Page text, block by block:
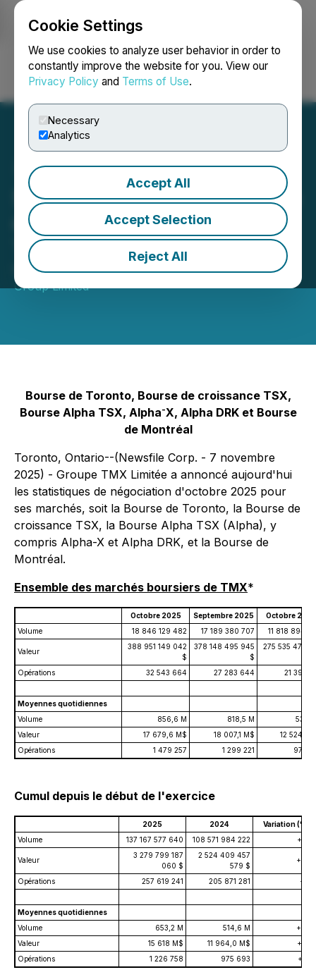
Cookie Settings
We use cookies to analyze user behavior in order to
constantly improve the website for you. View our
Privacy Policy and Terms of Use.
Necessary
Analytics
Accept All
Accept Selection
Reject All
Login Search Français
Statistiques de négociation
consolidées du Groupe
TMX pour octobre 2025
November 07, 2025 12:00 PM EST | Source:TMX
Group Limited
Bourse de Toronto, Bourse de croissance TSX,
Bourse Alpha TSX, Alpha-X, Alpha DRK et Bourse
de Montréal
Toronto, Ontario--(Newsfile Corp. - 7 novembre
2025) - Groupe TMX Limitée a annoncé aujourd'hui
les statistiques de négociation d'octobre 2025 pour
ses marchés, soit la Bourse de Toronto, la Bourse de
croissance TSX, la Bourse Alpha TSX (Alpha), y
compris Alpha-X et Alpha DRK, et la Bourse de
Montréal.
Ensemble des marchés boursiers de TMX*
Octobre 2025 Septembre 2025
Octobre 2024
Volume
18 846 129 482 17 189 380 707 11 818 894
Valeur
388 951 149 042
$
378 148 495 945
$
275 535 479
Opérations 32 543 664 27 283 644 21 395
Moyennes quotidiennes
Volume
856,6 M 818,5 M
537,2
Valeur
17 679,6 M$ 18 007,1 M$
12 524,3
Opérations
1 479 257 1 299 221 972
Cumul depuis le début de l'exercice
2025 2024
Variation (%)
Volume
137 167 577 640 108 571 984 222
Valeur
3 279 799 187
060 $
2 524 409 457
579 $
Opérations 257 619 241 205 871 281
Moyennes quotidiennes
Volume
653,2 M 514,6 M
Valeur
15 618 M$ 11 964,0 M$
Opérations
1 226 758 975 693